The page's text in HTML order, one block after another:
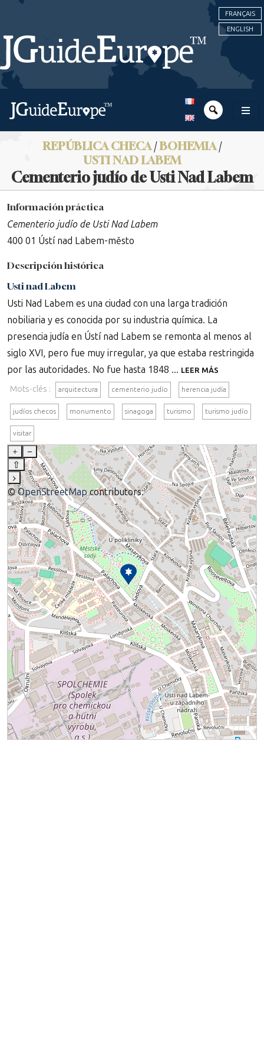
FRANÇAIS
ENGLISH
REPÚBLICA CHECA/BOHEMIA/
USTI NAD LABEM
Cementerio judío de Usti Nad Labem
Información práctica
Cementerio judío de Usti Nad Labem
400 01 Ústí nad Labem-město
Descripción histórica
Usti nad Labem
Usti Nad Labem es una ciudad con una larga tradición
nobiliaria y es conocida por su industria química. La
presencia judía en Ústí nad Labem se remonta al menos al
siglo XVI, pero fue muy irregular, ya que estaba restringida
por las autoridades. No fue hasta 1848 ... LEER MÁS
Mots-clés : arquitectura cementerio judío herencia judía
judíos checos monumento sinagoga turismo turismo judío
visitar
+
–
⇧
›
©OpenStreetMapcontributors.